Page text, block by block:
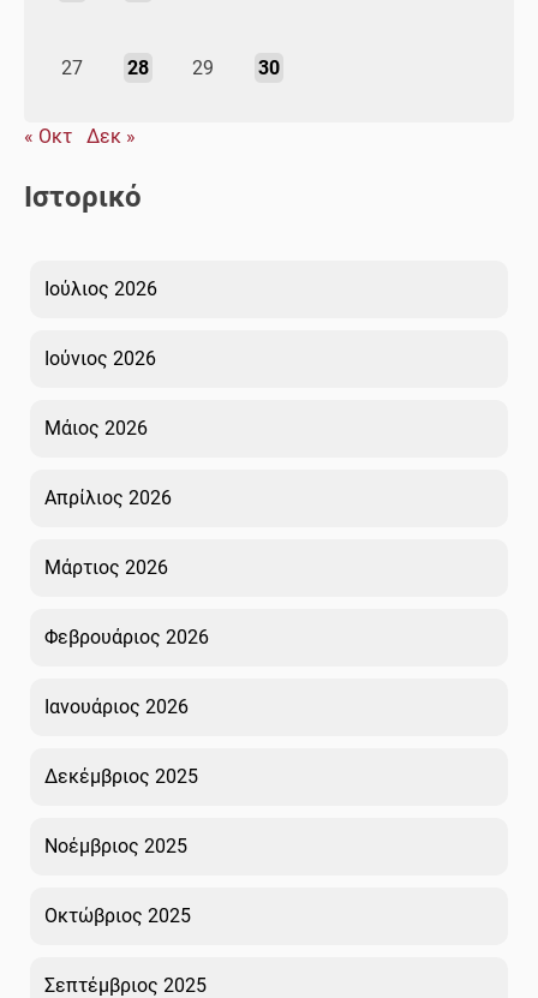
27 28 29 30
« Οκτ Δεκ »
Ιστορικό
Ιούλιος 2026
Ιούνιος 2026
Μάιος 2026
Απρίλιος 2026
Μάρτιος 2026
Φεβρουάριος 2026
Ιανουάριος 2026
Δεκέμβριος 2025
Νοέμβριος 2025
Οκτώβριος 2025
Σεπτέμβριος 2025